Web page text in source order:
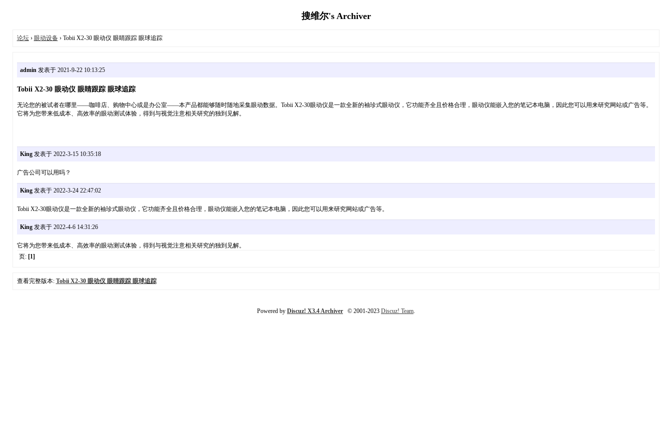
搜维尔's Archiver
论坛› 眼动设备› Tobii X2-30 眼动仪 眼睛跟踪 眼球追踪
admin发表于 2021-9-22 10:13:25
Tobii X2-30 眼动仪 眼睛跟踪 眼球追踪
无论您的被试者在哪里——咖啡店、购物中心或是办公室——本产品都能够随时随地采集眼动数据。Tobii X2-30眼动仪是一款全新的袖珍式眼动仪，它功能齐全且价格合理，眼动仪能嵌入您的笔记本电脑，因此您可以用来研究网站或广告等。
它将为您带来低成本、高效率的眼动测试体验，得到与视觉注意相关研究的独到见解。
King发表于 2022-3-15 10:35:18
广告公司可以用吗？
King发表于 2022-3-24 22:47:02
Tobii X2-30眼动仪是一款全新的袖珍式眼动仪，它功能齐全且价格合理，眼动仪能嵌入您的笔记本电脑，因此您可以用来研究网站或广告等。
King发表于 2022-4-6 14:31:26
它将为您带来低成本、高效率的眼动测试体验，得到与视觉注意相关研究的独到见解。
页: [1]
查看完整版本: Tobii X2-30 眼动仪 眼睛跟踪 眼球追踪
Powered by Discuz! X3.4 Archiver © 2001-2023 Discuz! Team.